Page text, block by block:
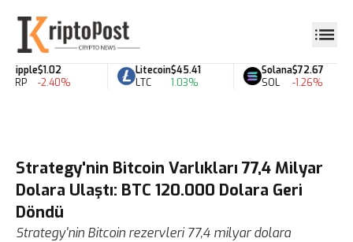
Ripple
XRP
$1.02
-2.40%
Litecoin
LTC
$45.41
1.03%
Solana
SOL
$72.67
-1.26%
Strategy'nin Bitcoin Varlıkları 77,4 Milyar
Dolara Ulaştı: BTC 120.000 Dolara Geri
Döndü
Strategy'nin Bitcoin rezervleri 77,4 milyar dolara